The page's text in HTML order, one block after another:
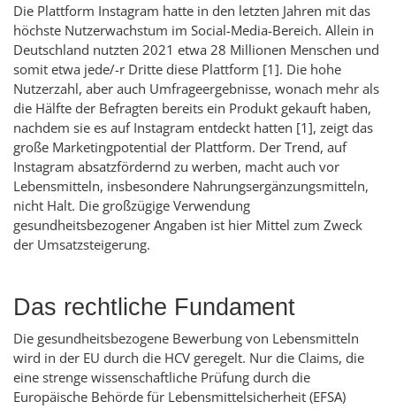
Die Plattform Instagram hatte in den letzten Jahren mit das
höchste Nutzerwachstum im Social-Media-Bereich. Allein in
Deutschland nutzten 2021 etwa 28 Millionen Menschen und
somit etwa jede/-r Dritte diese Plattform [1]. Die hohe
Nutzerzahl, aber auch Umfrageergebnisse, wonach mehr als
die Hälfte der Befragten bereits ein Produkt gekauft haben,
nachdem sie es auf Instagram entdeckt hatten [1], zeigt das
große Marketingpotential der Plattform. Der Trend, auf
Instagram absatzfördernd zu werben, macht auch vor
Lebensmitteln, insbesondere Nahrungsergänzungsmitteln,
nicht Halt. Die großzügige Verwendung
gesundheitsbezogener Angaben ist hier Mittel zum Zweck
der Umsatzsteigerung.
Das rechtliche Fundament
Die gesundheitsbezogene Bewerbung von Lebensmitteln
wird in der EU durch die HCV geregelt. Nur die Claims, die
eine strenge wissenschaftliche Prüfung durch die
Europäische Behörde für Lebensmittelsicherheit (EFSA)